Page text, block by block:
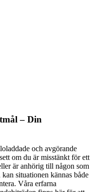
– Din
och avgörande
om du är misstänkt för ett
är anhörig till någon som
situationen kännas både
Våra erfarna